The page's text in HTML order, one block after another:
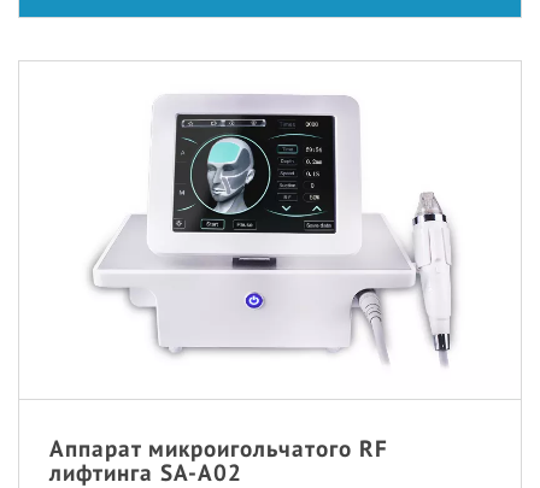
Аппарат микроигольчатого RF
лифтинга SA-A02